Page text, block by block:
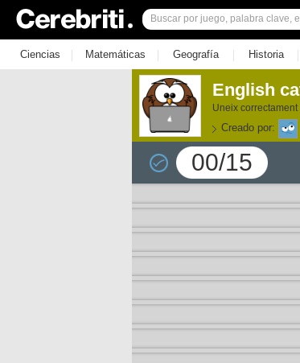
Ciencias | Matemáticas | Geografía | Historia |
English
Uneix correctament
Creado por:
00/15